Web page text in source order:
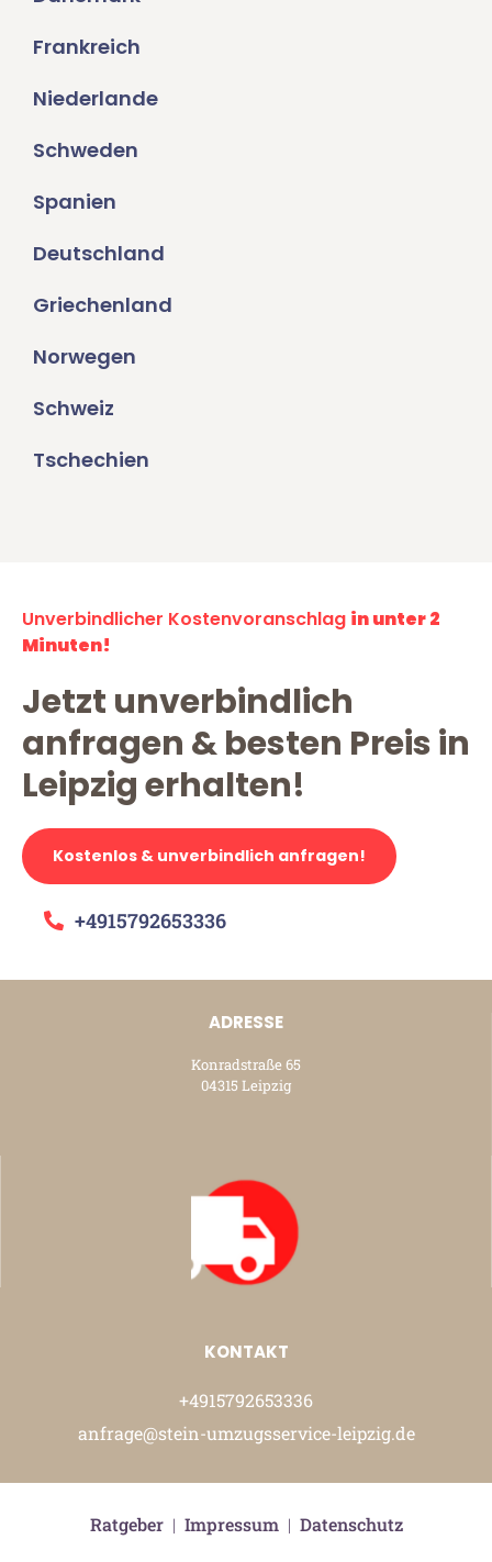
Frankreich
Niederlande
Schweden
Spanien
Deutschland
Griechenland
Norwegen
Schweiz
Tschechien
Unverbindlicher Kostenvoranschlag in unter 2
Minuten!
Jetzt unverbindlich
anfragen & besten Preis in
Leipzig erhalten!
Kostenlos & unverbindlich anfragen!
+4915792653336
ADRESSE
Konradstraße 65
04315 Leipzig
KONTAKT
+4915792653336
anfrage@stein-umzugsservice-leipzig.de
Ratgeber| Impressum| Datenschutz